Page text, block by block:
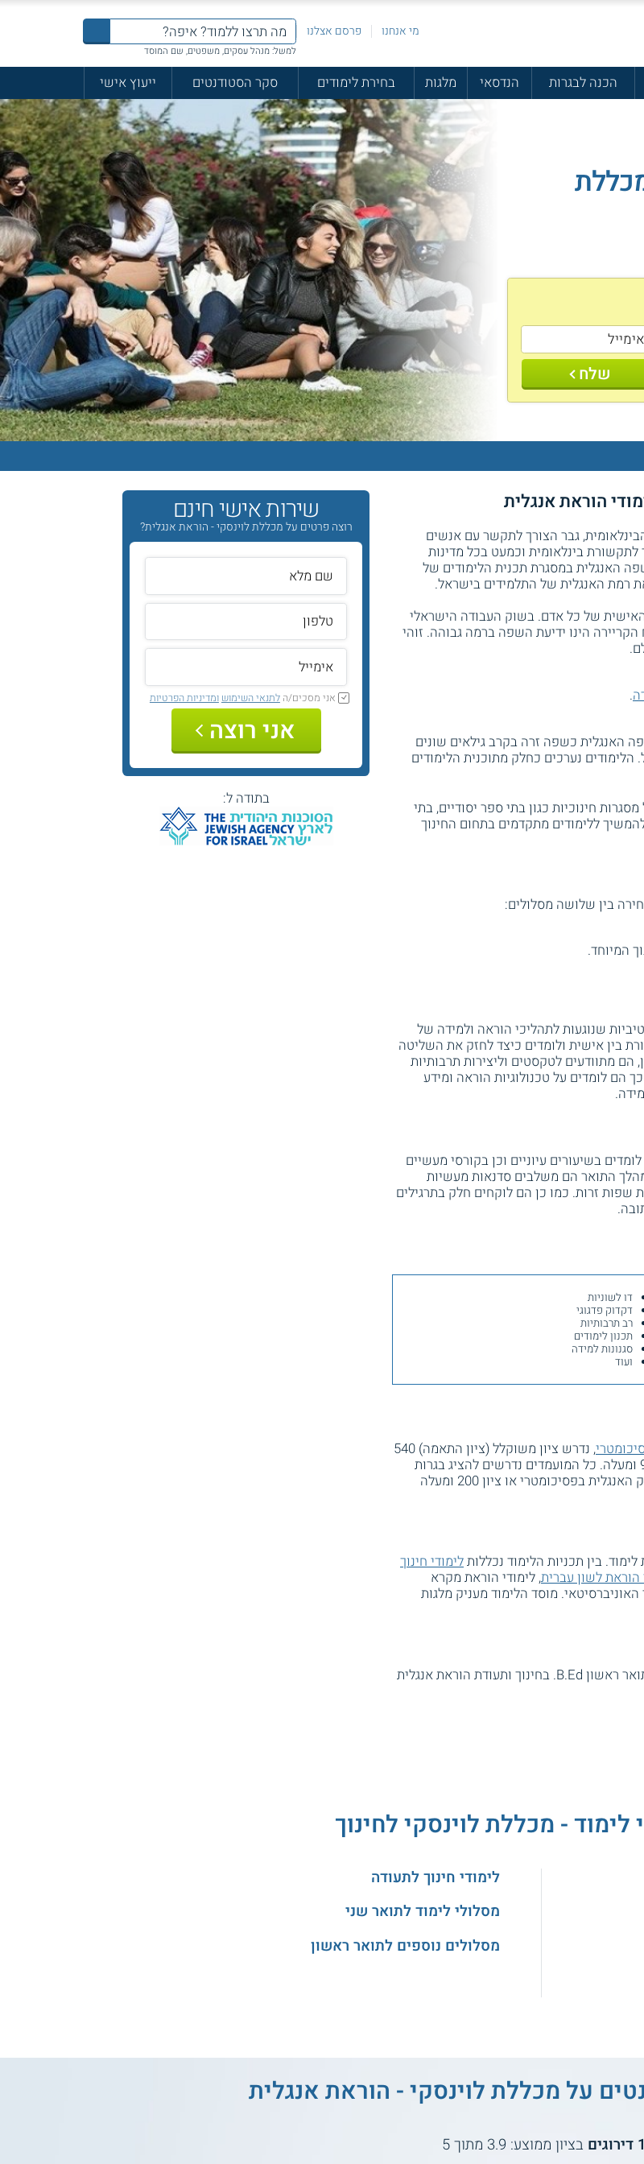
מי אנחנו פרסם אצלנו
למשל: מנהל עסקים, משפטים, שם המוסד
הכנה לבגרות הנדסאי מלגות בחירת לימודים סקר הסטודנטים
ייעוץ אישי
שלח
הוראת אנגלית
גבר הצורך לתקשר עם אנשים
בינלאומית וכמעט בכל מדינות
האנגלית במסגרת תכנית הלימודים של
רמת האנגלית של התלמידים בישראל.
של כל אדם. בשוק העבודה הישראלי
הינו ידיעת השפה ברמה גבוהה. זוהי
.
האנגלית כשפה זרה בקרב גילאים שונים
נערכים כחלק מתוכנית הלימודים
חינוכיות כגון בתי ספר יסודיים, בתי
ללימודים מתקדמים בתחום החינוך
בין שלושה מסלולים:
המיוחד.
שנוגעות לתהליכי הוראה ולמידה של
בין אישית ולומדים כיצד לחזק את השליטה
מתוודעים לטקסטים וליצירות תרבותיות
לומדים על טכנולוגיות הוראה ומידע
בשיעורים עיוניים וכן בקורסי מעשיים
התואר הם משלבים סדנאות מעשיות
שפות זרות. כמו כן הם לוקחים חלק בתרגילים
דו לשוניות
דקדוק פדגוגי
רב תרבותיות
תכנון לימודים
סגנונות למידה
ועוד
, נדרש ציון משוקלל (ציון התאמה) 540
ומעלה. לחלופין, מתקבלים בעלי בגרות איכותית בממוצע 92 ומעלה. כל המועמדים נדרשים להציג בגרות
באנגלית ברמת 5 יחידות בציון 70, וגם ציון 100 ומעלה בחלק האנגלית בפסיכומטרי או ציון 200 ומעלה
בין תכניות הלימוד נכללותלימודי חינוך
הוראת לשון עברית, לימודי הוראת מקרא
מוסד הלימוד מעניק מלגות
סטודנטים העומדים בהצלחה בכל חובות התכנית מקבלים תואר ראשון B.Ed. בחינוך ותעודת הוראת אנגלית
שירות אישי חינם
רוצה פרטים על מכללת לוינסקי - הוראת אנגלית?
אני מסכים/הלתנאי השימוש ומדיניות הפרטיות
אני רוצה
בתודה ל:
לימוד - מכללת לוינסקי לחינוך
לימודי חינוך לתעודה
מסלולי לימוד לתואר שני
מסלולים נוספים לתואר ראשון
על מכללת לוינסקי - הוראת אנגלית
דירוגים בציון ממוצע: 3.9 מתוך5